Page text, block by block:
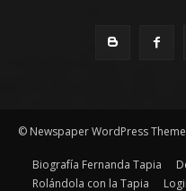
© Newspaper WordPress
Biografía Fernanda Tapia
Rolándola con la Tapia